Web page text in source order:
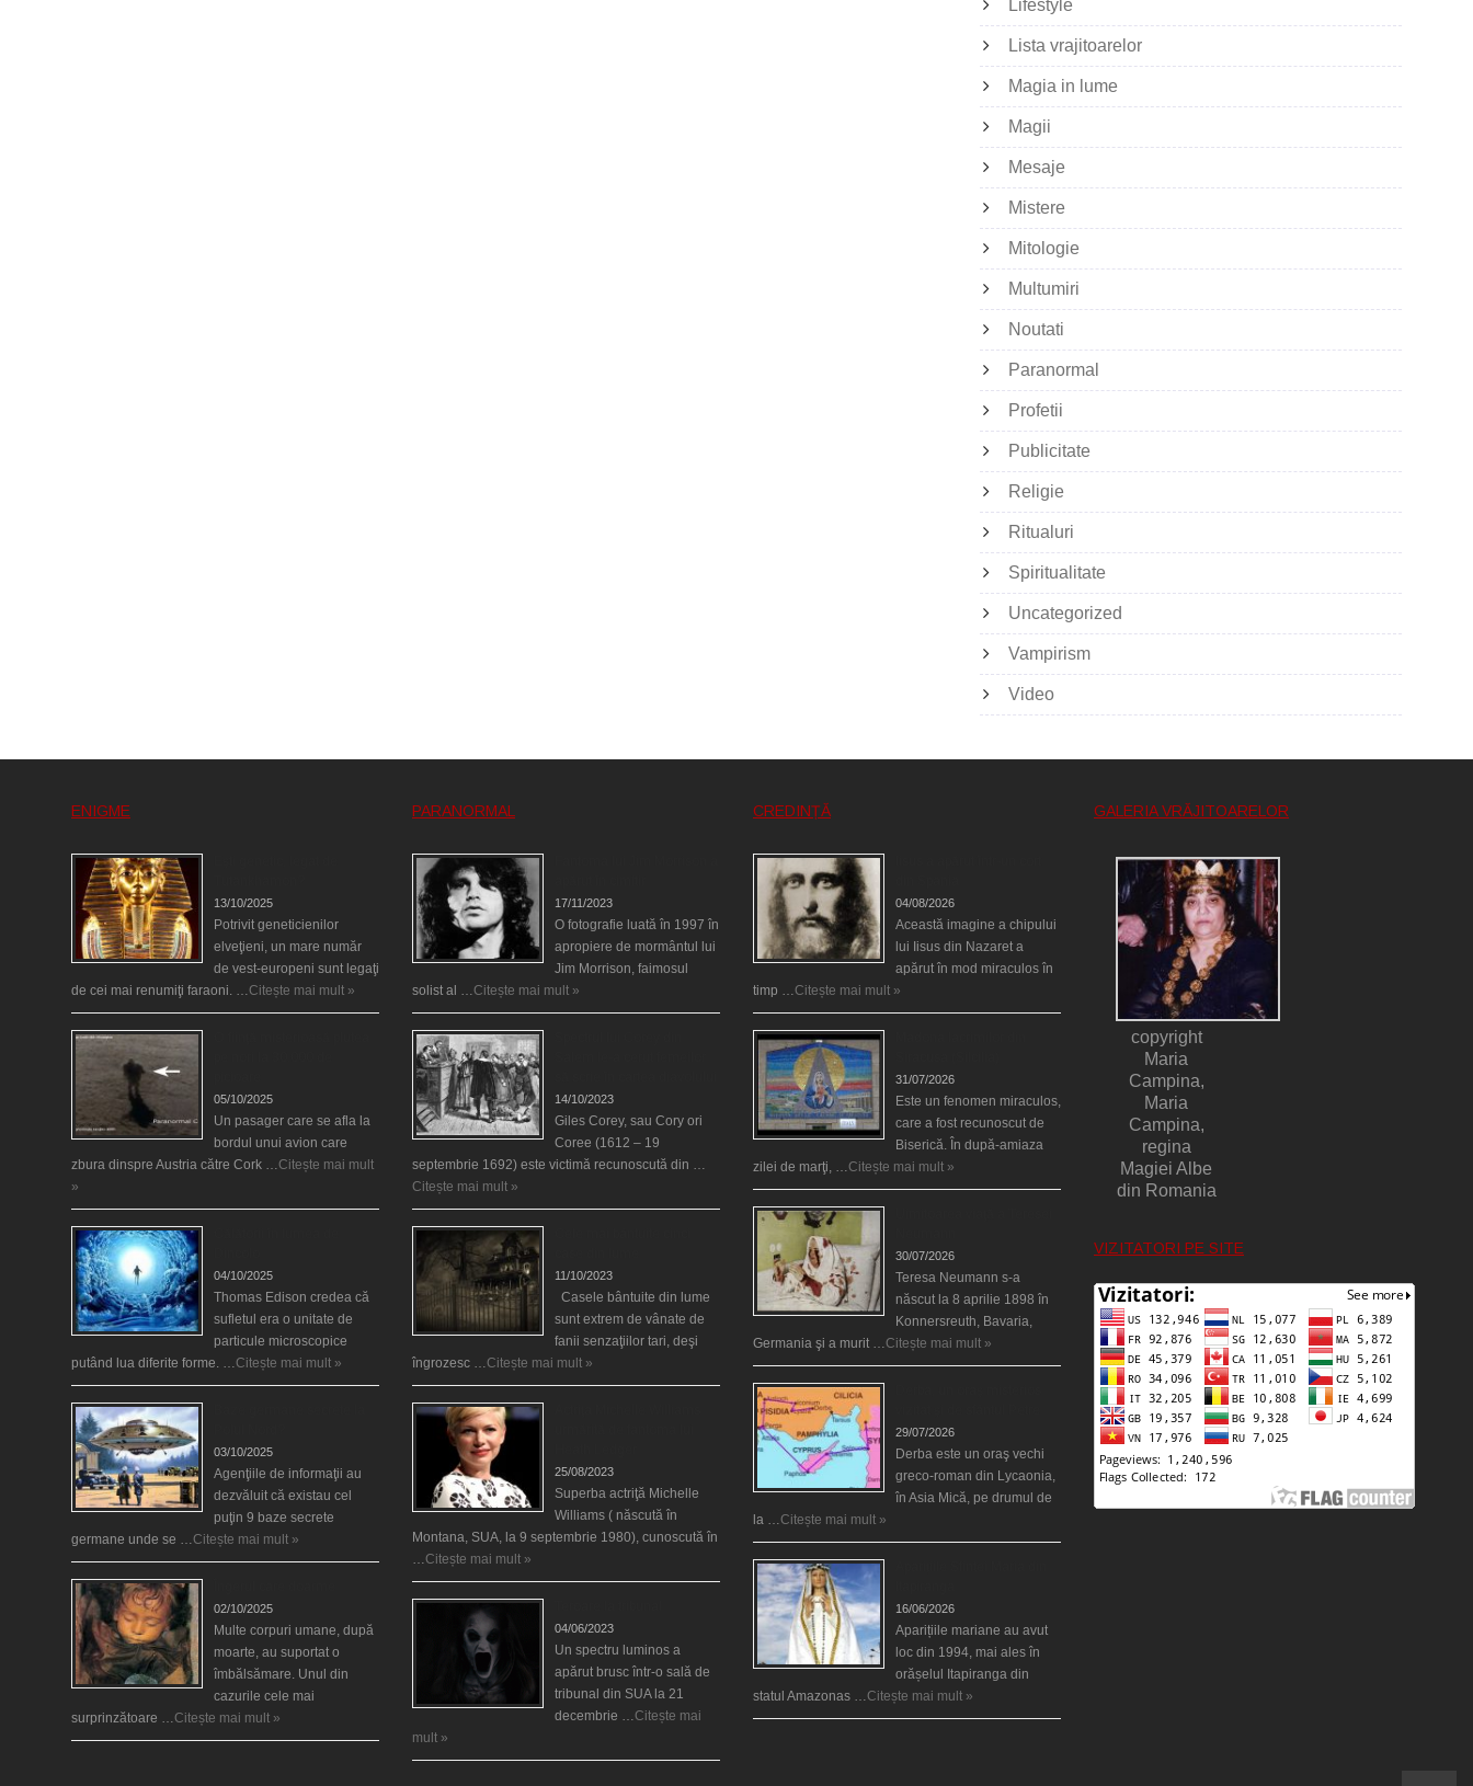
Lifestyle
Lista vrajitoarelor
Magia in lume
Magii
Mesaje
Mistere
Mitologie
Multumiri
Noutati
Paranormal
Profetii
Publicitate
Religie
Ritualuri
Spiritualitate
Uncategorized
Vampirism
Video
ENIGME
13/10/2025
Potrivit geneticienilor
elveţieni, un mare număr
de vest-europeni sunt legaţi
de cei mai renumiţi faraoni. …Citește mai mult »
05/10/2025
Un pasager care se afla la
bordul unui avion care
zbura dinspre Austria către Cork …Citește mai mult
»
04/10/2025
Thomas Edison credea că
sufletul era o unitate de
particule microscopice
putând lua diferite forme. …Citește mai mult »
03/10/2025
Agenţiile de informaţii au
dezvăluit că existau cel
puţin 9 baze secrete
germane unde se …Citește mai mult »
02/10/2025
Multe corpuri umane, după
moarte, au suportat o
îmbălsămare. Unul din
cazurile cele mai
surprinzătoare …Citește mai mult »
PARANORMAL
17/11/2023
O fotografie luată în 1997 în
apropiere de mormântul lui
Jim Morrison, faimosul
solist al …Citește mai mult »
14/10/2023
Giles Corey, sau Cory ori
Coree (1612 – 19
septembrie 1692) este victimă recunoscută din …
Citește mai mult »
11/10/2023
Casele bântuite din lume
sunt extrem de vânate de
fanii senzaţiilor tari, deşi
îngrozesc …Citește mai mult »
25/08/2023
Superba actriţă Michelle
Williams ( născută în
Montana, SUA, la 9 septembrie 1980), cunoscută în
…Citește mai mult »
04/06/2023
Un spectru luminos a
apărut brusc într-o sală de
tribunal din SUA la 21
decembrie …Citește mai
mult »
CREDINȚĂ
04/08/2026
Această imagine a chipului
lui Iisus din Nazaret a
apărut în mod miraculos în
timp …Citește mai mult »
31/07/2026
Este un fenomen miraculos,
care a fost recunoscut de
Biserică. În după-amiaza
zilei de marţi, …Citește mai mult »
30/07/2026
Teresa Neumann s-a
născut la 8 aprilie 1898 în
Konnersreuth, Bavaria,
Germania şi a murit …Citește mai mult »
29/07/2026
Derba este un oraş vechi
greco-roman din Lycaonia,
în Asia Mică, pe drumul de
la …Citește mai mult »
16/06/2026
Aparițiile mariane au avut
loc din 1994, mai ales în
orășelul Itapiranga din
statul Amazonas …Citește mai mult »
GALERIA VRĂJITOARELOR
copyright
Maria
Campina,
Maria
Campina,
regina
Magiei Albe
din Romania
VIZITATORI PE SITE